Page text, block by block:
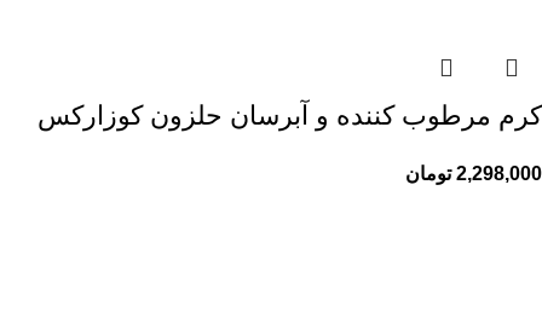
کرم مرطوب کننده و آبرسان حلزون کوزارکس
2,298,000 تومان